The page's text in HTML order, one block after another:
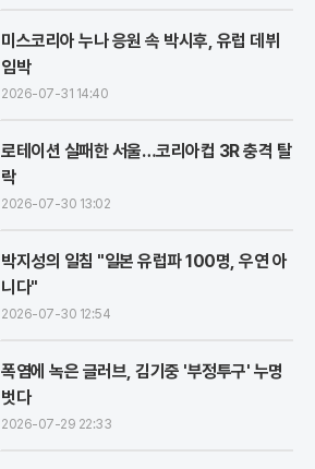
미스코리아 누나 응원 속 박시후, 유럽 데뷔
임박
2026-07-31 14:40
로테이션 실패한 서울…코리아컵 3R 충격 탈
락
2026-07-30 13:02
박지성의 일침 "일본 유럽파 100명, 우연 아
니다"
2026-07-30 12:54
폭염에 녹은 글러브, 김기중 '부정투구' 누명
벗다
2026-07-29 22:33